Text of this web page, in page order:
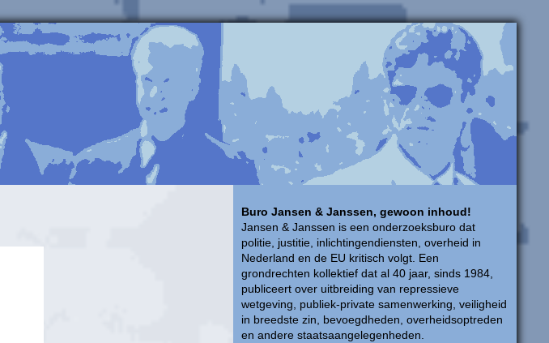
Buro Jansen & Janssen, gewoon inhoud!
Jansen & Janssen is een onderzoeksburo dat
politie, justitie, inlichtingendiensten, overheid in
Nederland en de EU kritisch volgt. Een
grondrechten kollektief dat al 40 jaar, sinds 1984,
publiceert over uitbreiding van repressieve
wetgeving, publiek-private samenwerking, veiligheid
in breedste zin, bevoegdheden, overheidsoptreden
en andere staatsaangelegenheden.